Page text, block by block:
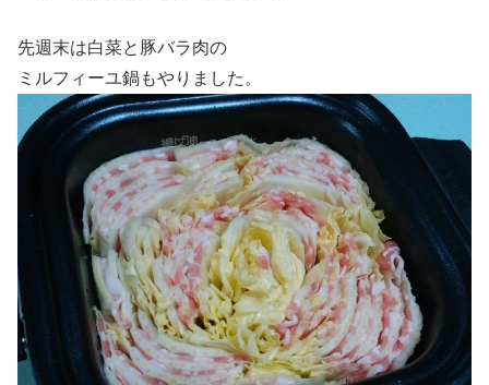
先週末は白菜と豚バラ肉の
ミルフィーユ鍋もやりました。